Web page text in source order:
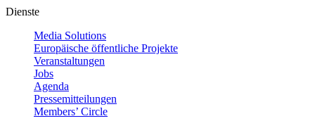
Dienste
Media Solutions
Europäische öffentliche Projekte
Veranstaltungen
Jobs
Agenda
Pressemitteilungen
Members’ Circle